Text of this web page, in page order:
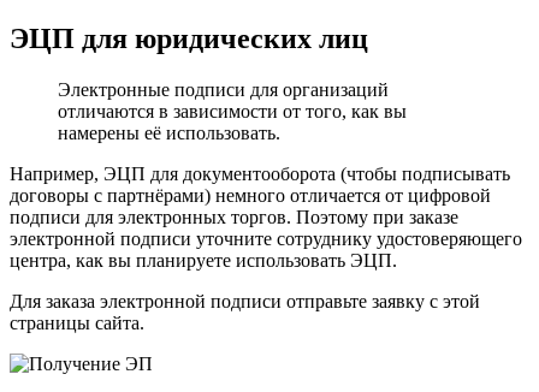
ЭЦП для юридических лиц
Электронные подписи для организаций
отличаются в зависимости от того, как вы
намерены её использовать.
Например, ЭЦП для документооборота (чтобы подписывать
договоры с партнёрами) немного отличается от цифровой
подписи для электронных торгов. Поэтому при заказе
электронной подписи уточните сотруднику удостоверяющего
центра, как вы планируете использовать ЭЦП.
Для заказа электронной подписи отправьте заявку с этой
страницы сайта.